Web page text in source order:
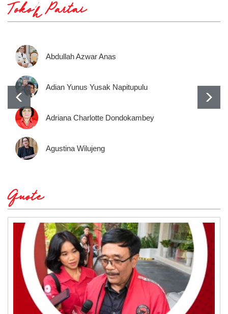
Tokoh Partai
Abdullah Azwar Anas
Adian Yunus Yusak Napitupulu
Adriana Charlotte Dondokambey
Agustina Wilujeng
Quote